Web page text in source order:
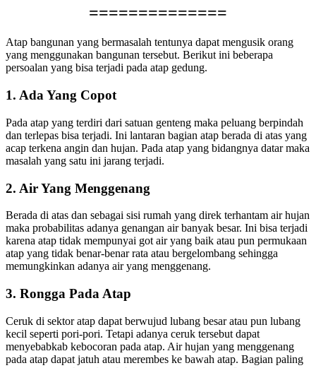
==============
Atap bangunan yang bermasalah tentunya dapat mengusik orang
yang menggunakan bangunan tersebut. Berikut ini beberapa
persoalan yang bisa terjadi pada atap gedung.
1. Ada Yang Copot
Pada atap yang terdiri dari satuan genteng maka peluang berpindah
dan terlepas bisa terjadi. Ini lantaran bagian atap berada di atas yang
acap terkena angin dan hujan. Pada atap yang bidangnya datar maka
masalah yang satu ini jarang terjadi.
2. Air Yang Menggenang
Berada di atas dan sebagai sisi rumah yang direk terhantam air hujan
maka probabilitas adanya genangan air banyak besar. Ini bisa terjadi
karena atap tidak mempunyai got air yang baik atau pun permukaan
atap yang tidak benar-benar rata atau bergelombang sehingga
memungkinkan adanya air yang menggenang.
3. Rongga Pada Atap
Ceruk di sektor atap dapat berwujud lubang besar atau pun lubang
kecil seperti pori-pori. Tetapi adanya ceruk tersebut dapat
menyebabkab kebocoran pada atap. Air hujan yang menggenang
pada atap dapat jatuh atau merembes ke bawah atap. Bagian paling